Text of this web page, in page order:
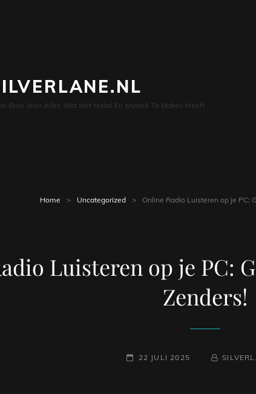
Bron Voor Alles Wat Met Metal En Muziek Te Maken Heeft
Home > Uncategorized > Online Radio Luisteren op je PC:
Luisteren op je PC:
Zenders!
GEPLAATST
22 JULI 2025 BYLINE